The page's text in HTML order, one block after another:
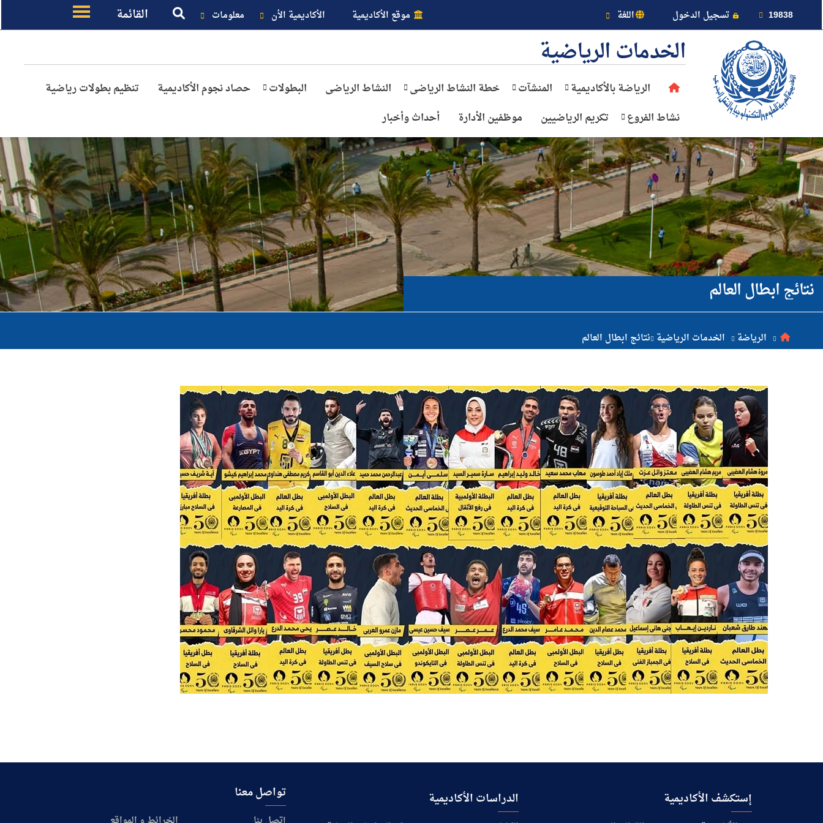
19838 تسجيل الدخول اللغة موقع الأكاديمية الأكاديمية الأن معلومات القائمة
عن الأكاديمية
النقل البحري
القبول والتسجيل
الدراسات الأكاديمية
طلبة الأكاديمية
البحث العلمي
التدريب والخدمة المجتمعية
الخدمات الرياضية
الرياضة بالأكاديمية المنشآت خطة النشاط الرياضى النشاط الرياضى البطولات حصاد نجوم الأكاديمية
تنظيم بطولات رياضية
نشاط الفروع
تكريم الرياضيين موظفين الأدارة أحداث وأخبار
نتائج ابطال العالم
الرياضة الخدمات الرياضية نتائج ابطال العالم
إستكشف الأكاديمية الدراسات الأكاديمية تواصل معنا